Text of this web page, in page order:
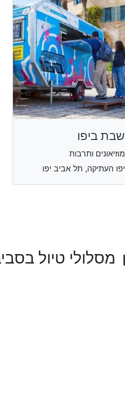
שבת ביפו
מוזיאונים ותרבות
יפו העתיקה, תל אביב יפו
מסלולי טיול